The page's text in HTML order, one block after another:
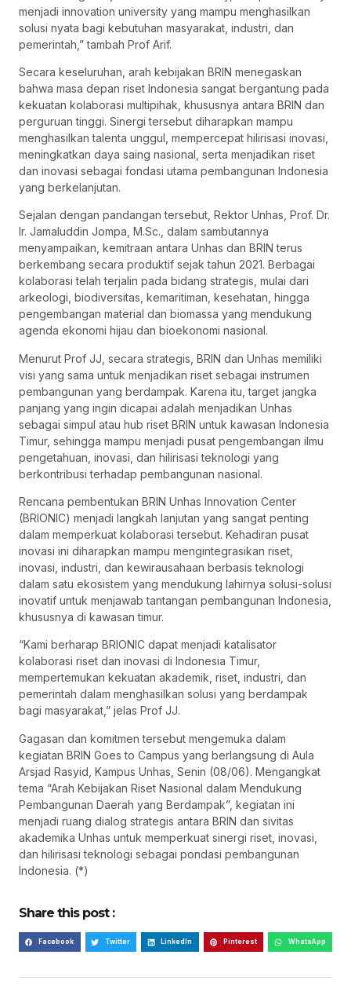
menjadi innovation university yang mampu menghasilkan
solusi nyata bagi kebutuhan masyarakat, industri, dan
pemerintah,” tambah Prof Arif.
Secara keseluruhan, arah kebijakan BRIN menegaskan
bahwa masa depan riset Indonesia sangat bergantung pada
kekuatan kolaborasi multipihak, khususnya antara BRIN dan
perguruan tinggi. Sinergi tersebut diharapkan mampu
menghasilkan talenta unggul, mempercepat hilirisasi inovasi,
meningkatkan daya saing nasional, serta menjadikan riset
dan inovasi sebagai fondasi utama pembangunan Indonesia
yang berkelanjutan.
Sejalan dengan pandangan tersebut, Rektor Unhas, Prof. Dr.
Ir. Jamaluddin Jompa, M.Sc., dalam sambutannya
menyampaikan, kemitraan antara Unhas dan BRIN terus
berkembang secara produktif sejak tahun 2021. Berbagai
kolaborasi telah terjalin pada bidang strategis, mulai dari
arkeologi, biodiversitas, kemaritiman, kesehatan, hingga
pengembangan material dan biomassa yang mendukung
agenda ekonomi hijau dan bioekonomi nasional.
Menurut Prof JJ, secara strategis, BRIN dan Unhas memiliki
visi yang sama untuk menjadikan riset sebagai instrumen
pembangunan yang berdampak. Karena itu, target jangka
panjang yang ingin dicapai adalah menjadikan Unhas
sebagai simpul atau hub riset BRIN untuk kawasan Indonesia
Timur, sehingga mampu menjadi pusat pengembangan ilmu
pengetahuan, inovasi, dan hilirisasi teknologi yang
berkontribusi terhadap pembangunan nasional.
Rencana pembentukan BRIN Unhas Innovation Center
(BRIONIC) menjadi langkah lanjutan yang sangat penting
dalam memperkuat kolaborasi tersebut. Kehadiran pusat
inovasi ini diharapkan mampu mengintegrasikan riset,
inovasi, industri, dan kewirausahaan berbasis teknologi
dalam satu ekosistem yang mendukung lahirnya solusi-solusi
inovatif untuk menjawab tantangan pembangunan Indonesia,
khususnya di kawasan timur.
“Kami berharap BRIONIC dapat menjadi katalisator
kolaborasi riset dan inovasi di Indonesia Timur,
mempertemukan kekuatan akademik, riset, industri, dan
pemerintah dalam menghasilkan solusi yang berdampak
bagi masyarakat,” jelas Prof JJ.
Gagasan dan komitmen tersebut mengemuka dalam
kegiatan BRIN Goes to Campus yang berlangsung di Aula
Arsjad Rasyid, Kampus Unhas, Senin (08/06). Mengangkat
tema “Arah Kebijakan Riset Nasional dalam Mendukung
Pembangunan Daerah yang Berdampak”, kegiatan ini
menjadi ruang dialog strategis antara BRIN dan sivitas
akademika Unhas untuk memperkuat sinergi riset, inovasi,
dan hilirisasi teknologi sebagai pondasi pembangunan
Indonesia. (*)
Share this post :
Facebook Twitter LinkedIn Pinterest WhatsApp